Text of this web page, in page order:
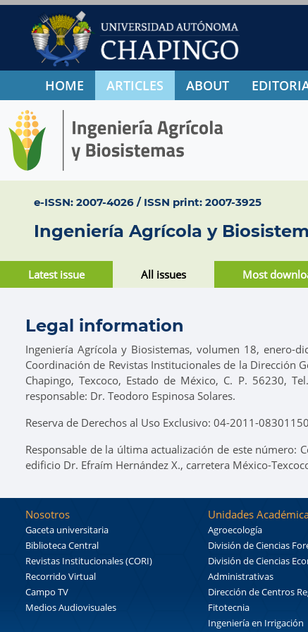
HOME ARTICLES ABOUT
e-ISSN: 2007-4026 / ISSN print: 2007-3925
Ingeniería Agrícola y
Latest issue All issues Most
Legal information
Ingeniería Agrícola y Biosistemas, volumen 18, enero-
Coordinación de Revistas Institucionales de la Dirección
Chapingo, Texcoco, Estado de México, C. P. 56230,
responsable: Dr. Teodoro Espinosa Solares.
Reserva de Derechos al Uso Exclusivo: 04-2011-
Responsable de la última actualización de este número:
edificio Dr. Efraím Hernández X., carretera México-
Nosotros
Gaceta universitaria
Biblioteca Central
Revistas Institucionales (CORI)
Recorrido Virtual
Campo TV
Medios Audiovisuales
Unidades
Agroecología
División de Ciencias
División de Ciencias
Administrativas
Dirección de Centros
Fitotecnia
Ingeniería en Irrigación